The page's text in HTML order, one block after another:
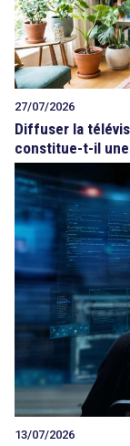
27/07/2026
Diffuser la
constitue-t-il
13/07/2026